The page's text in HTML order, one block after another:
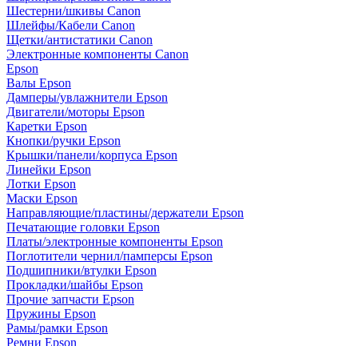
Шестерни/шкивы Canon
Шлейфы/Кабели Canon
Щетки/антистатики Canon
Электронные компоненты Canon
Epson
Валы Epson
Дамперы/увлажнители Epson
Двигатели/моторы Epson
Каретки Epson
Кнопки/ручки Epson
Крышки/панели/корпуса Epson
Линейки Epson
Лотки Epson
Маски Epson
Направляющие/пластины/держатели Epson
Печатающие головки Epson
Платы/электронные компоненты Epson
Поглотители чернил/памперсы Epson
Подшипники/втулки Epson
Прокладки/шайбы Epson
Прочие запчасти Epson
Пружины Epson
Рамы/рамки Epson
Ремни Epson